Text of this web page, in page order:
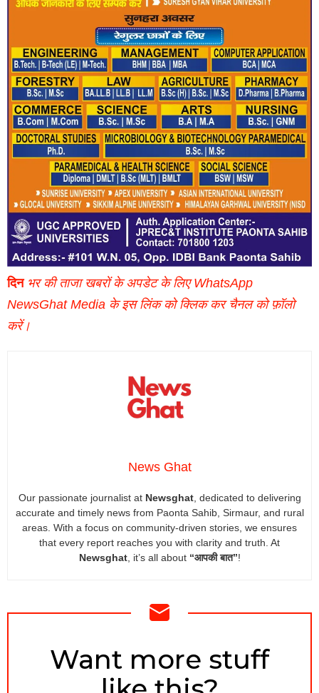
दिनभर की ताजा खबरों के अपडेट के लिए WhatsApp
NewsGhat Media के इस लिंक को क्लिक कर चैनल को फ़ॉलो
करें।
News Ghat
Our passionate journalist at Newsghat, dedicated to delivering
accurate and timely news from Paonta Sahib, Sirmaur, and rural
areas. With a focus on community-driven stories, we ensures
that every report reaches you with clarity and truth. At
Newsghat, it’s all about “आपकी बात”!
NEWSLETTER
Want more stuff